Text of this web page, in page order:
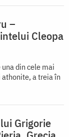
–
Cleopa
din cele mai
a treia în
Grigorie